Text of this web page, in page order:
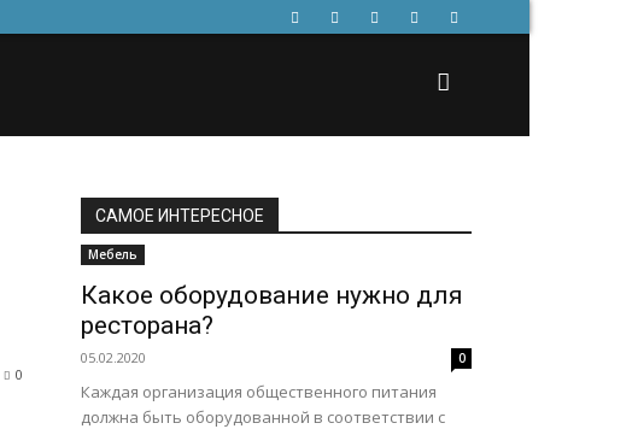
0
САМОЕ ИНТЕРЕСНОЕ
Мебель
Какое оборудование нужно для
ресторана?
05.02.2020 0
Каждая организация общественного питания
должна быть оборудованной в соответствии с